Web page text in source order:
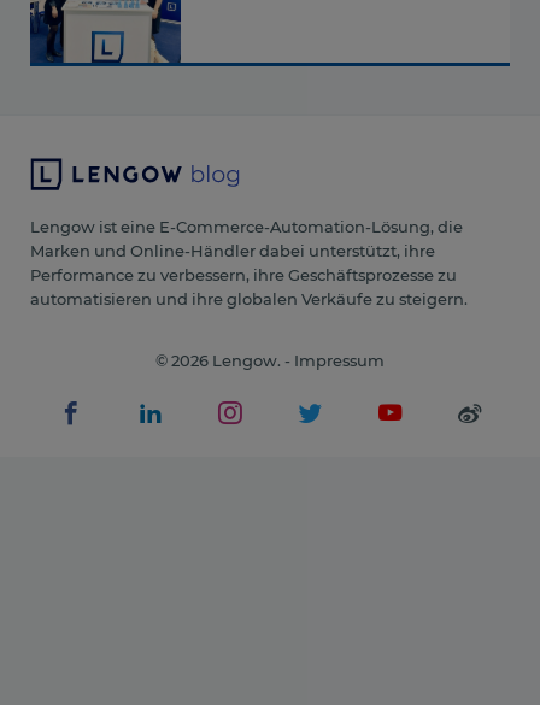
Lengow ist eine E-Commerce-Automation-Lösung, die
Marken und Online-Händler dabei unterstützt, ihre
Performance zu verbessern, ihre Geschäftsprozesse zu
automatisieren und ihre globalen Verkäufe zu steigern.
© 2026 Lengow. - Impressum